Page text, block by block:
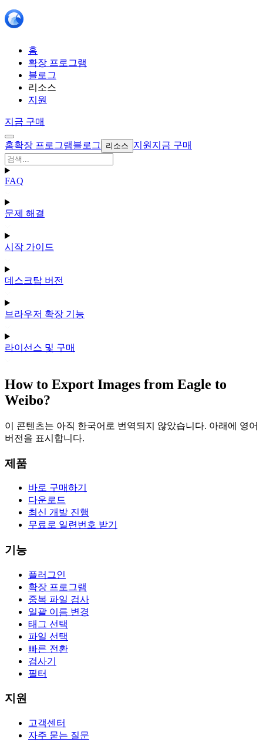
홈
확장 프로그램
블로그
리소스
지원
지금 구매
홈확장 프로그램블로그 리소스 지원 지금 구매
FAQ
문제 해결
시작 가이드
데스크탑 버전
브라우저 확장 기능
라이선스 및 구매
How to Export Images from Eagle to
Weibo?
이 콘텐츠는 아직 한국어로 번역되지 않았습니다. 아래에 영어
버전을 표시합니다.
제품
바로 구매하기
다운로드
최신 개발 진행
무료로 일련번호 받기
기능
플러그인
확장 프로그램
중복 파일 검사
일괄 이름 변경
태그 선택
파일 선택
빠른 전환
검사기
필터
지원
고객센터
자주 묻는 질문